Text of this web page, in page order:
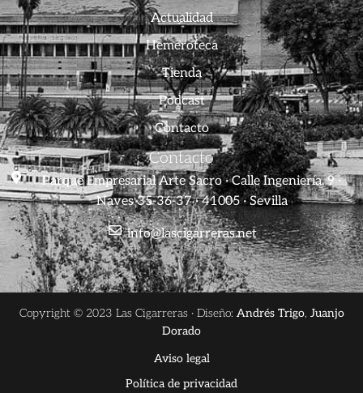
Actualidad
Hemeroteca
Tienda
Podcast
Contacto
Contacto
Parque Empresarial Arte Sacro · Calle Ingeniería, 9 ·
Naves 35-36-37 · 41005 · Sevilla
info@lascigarreras.net
Copyright © 2023 Las Cigarreras · Diseño: Andrés Trigo, Juanjo
Dorado
Aviso legal
Política de privacidad